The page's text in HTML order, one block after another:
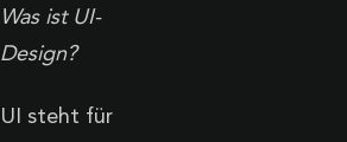
Was ist UI-
Design?
UI steht für